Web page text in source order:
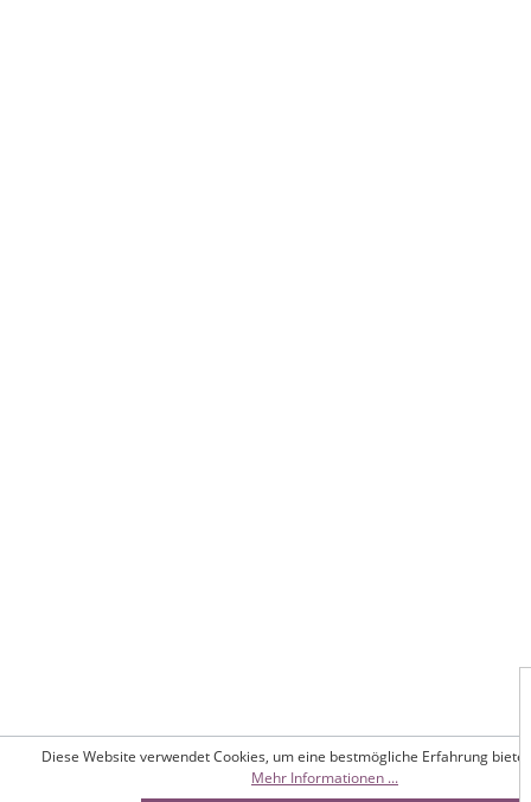
Diese Website verwendet Cookies, um eine bestmögliche Erfahrung
Mehr Informationen ...